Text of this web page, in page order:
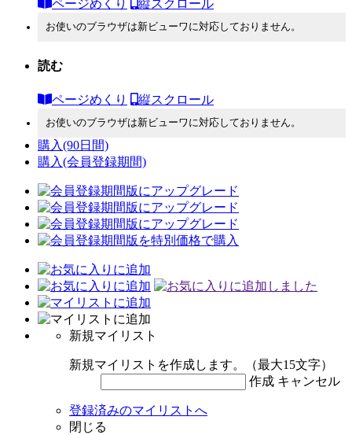
ページめくり 縦スクロール
お使いのブラウザは新ビューワに対応しておりません。
読む
ページめくり 縦スクロール
お使いのブラウザは新ビューワに対応しておりません。
購入(90日間)
購入(会員登録期間)
新規マイリスト
新規マイリストを作成します。（最大15文字）
作成 キャンセル
登録済みのマイリストへ
閉じる